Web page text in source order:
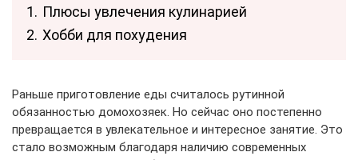
1. Плюсы увлечения кулинарией
2. Хобби для похудения
Раньше приготовление еды считалось рутинной
обязанностью домохозяек. Но сейчас оно постепенно
превращается в увлекательное и интересное занятие. Это
стало возможным благодаря наличию современных